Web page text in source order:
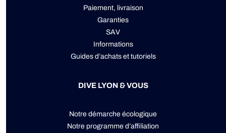
Paiement, livraison
Garanties
SAV
Informations
Guides d’achats et tutoriels
DIVE LYON & VOUS
Notre démarche écologique
Notre programme d’affiliation